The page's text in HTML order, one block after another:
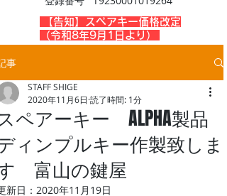
​【告知】スペアキー価格改定
（令和8年9月1日より）
事
ペアーキー ALPHA製品
ィンプルキー作製致しま
富山の鍵屋
STAFF SHIGE
2020年11月6日 読了時間: 1分
新日： 2020年11月19日